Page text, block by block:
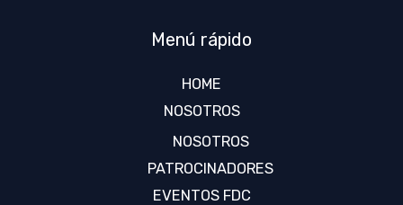
Menú rápido
HOME
NOSOTROS
NOSOTROS
PATROCINADORES
EVENTOS FDC